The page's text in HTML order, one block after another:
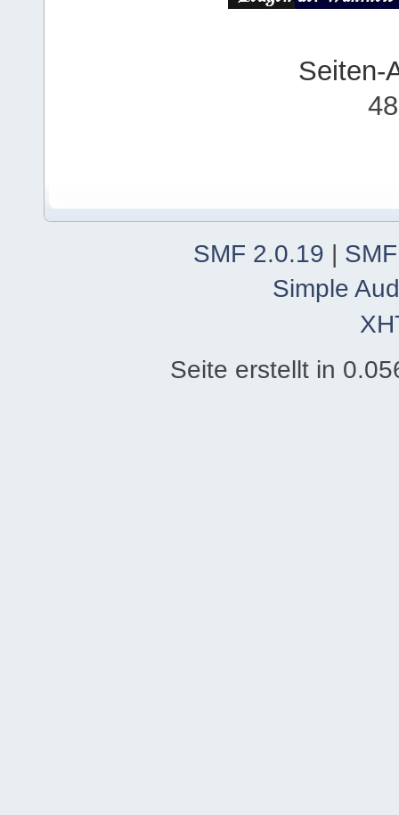
Seiten-
SMF 2.0.19
Simple
Seite erstellt in